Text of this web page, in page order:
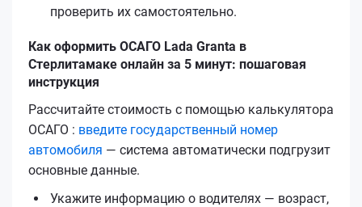
проверить их самостоятельно.
Как оформить ОСАГО Lada Granta в
Стерлитамаке онлайн за 5 минут: пошаговая
инструкция
Рассчитайте стоимость с помощью калькулятора
ОСАГО : введите государственный номер
автомобиля — система автоматически подгрузит
основные данные.
Укажите информацию о водителях — возраст,